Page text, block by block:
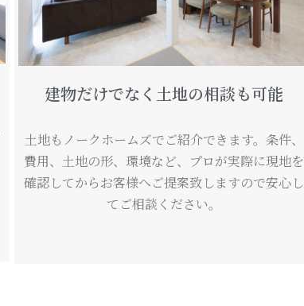
建物だけでなく土地の相談も可能
土地もノークホームズでご紹介できます。条件、
費用、土地の形、環境など、プロが実際に現地を
確認してからお客様へご提案致しますので安心し
てご相談ください。